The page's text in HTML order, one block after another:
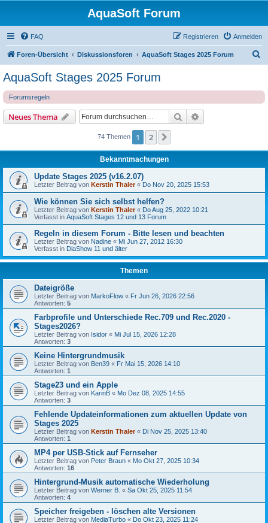
AquaSoft Forum
FAQ Anmelden
Registrieren
Foren-Übersicht Diskussionsforen AquaSoft Stages 2025 Forum
AquaSoft Stages 2025 Forum
Forumsregeln
Neues Thema Suche
74 Themen 1 2
Bekanntmachungen
Update Stages 2025 (v16.2.07)
Letzter Beitrag von Kerstin Thaler« Do Nov 20, 2025 15:53
Wie können Sie sich selbst helfen?
Letzter Beitrag von Kerstin Thaler« Do Aug 25, 2022 10:21
Verfasst in AquaSoft Stages 12 und 13 Forum
Regeln in diesem Forum - Bitte lesen und beachten
Letzter Beitrag von Nadine « Mi Jun 27, 2012 16:30
Verfasst in DiaShow 11 und älter
Themen
Dateigröße
Letzter Beitrag von MarkoFlow « Fr Jun 26, 2026 22:56
Antworten: 5
Farbprofile und Unterschiede Rec.709 und Rec.2020 -
Stages2026?
Letzter Beitrag von Isidor « Mi Jul 15, 2026 12:28
Antworten: 3
Keine Hintergrundmusik
Letzter Beitrag von Ben39 « Fr Mai 15, 2026 14:10
Antworten: 1
Stage23 und ein Apple
Letzter Beitrag von KarinB « Mo Dez 08, 2025 14:55
Antworten: 3
Fehlende Updateinformationen zum aktuellen Update von
Stages 2025
Letzter Beitrag von Kerstin Thaler« Di Nov 25, 2025 13:40
Antworten: 1
MP4 per USB-Stick auf Fernseher
Letzter Beitrag von Peter Braun « Mo Okt 27, 2025 10:34
Antworten: 16
Hintergrund-Musik automatische Wiederholung
Letzter Beitrag von Werner B. « Sa Okt 25, 2025 11:54
Antworten: 4
Speicher freigeben - löschen alte Versionen
Letzter Beitrag von MediaTurbo « Do Okt 23, 2025 11:24